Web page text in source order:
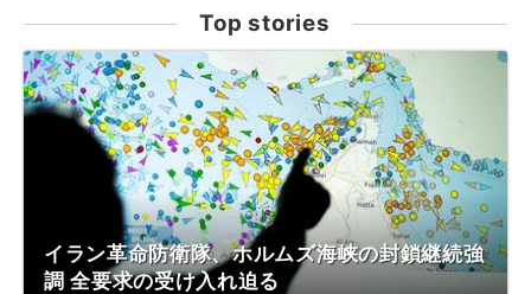
Top stories
イラン革命防衛隊、ホルムズ海峡の封鎖継続強
調 全要求の受け入れ迫る